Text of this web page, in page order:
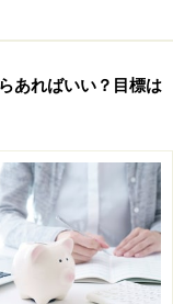
あればいい？目標は